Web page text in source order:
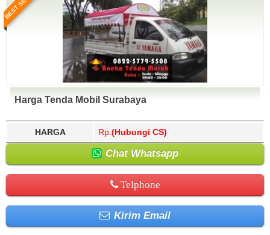
Harga Tenda Mobil Surabaya
HARGA Rp. (Hubungi CS)
Chat Whatsapp
Telphone
Kirim Email